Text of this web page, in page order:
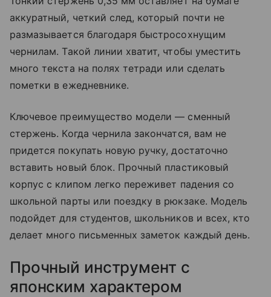
аккуратный, четкий след, который почти не
размазывается благодаря быстросохнущим
чернилам. Такой линии хватит, чтобы уместить
много текста на полях тетради или сделать
пометки в ежедневнике.
Ключевое преимущество модели — сменный
стержень. Когда чернила закончатся, вам не
придется покупать новую ручку, достаточно
вставить новый блок. Прочный пластиковый
корпус с клипом легко переживет падения со
школьной парты или поездку в рюкзаке. Модель
подойдет для студентов, школьников и всех, кто
делает много письменных заметок каждый день.
Прочный инструмент с
японским характером